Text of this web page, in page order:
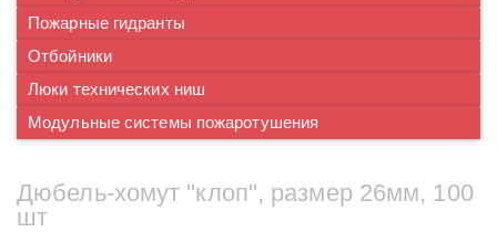
Пожарные гидранты
Отбойники
Люки технических ниш
Модульные системы пожаротушения
Дюбель-хомут "клоп", размер 26мм, 100
шт